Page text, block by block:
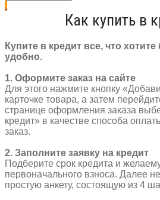
Al
110
IHC
3,9
кг
черный/
синий
Как купить в
Купите в кредит все, что
удобно.
1. Оформите заказ на сайте
Для этого нажмите кнопку
карточке товара, а затем
странице оформления заказа
кредит» в качестве способа
заказ.
2. Заполните заявку на кредит
Подберите срок кредита и
первоначального взноса. Далее
простую анкету, состоящую из 4